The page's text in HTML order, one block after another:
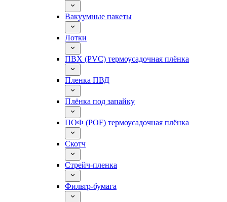
Вакуумные пакеты
Лотки
ПВХ (PVC) термоусадочная плёнка
Пленка ПВД
Плёнка под запайку
ПОФ (POF) термоусадочная плёнка
Скотч
Стрейч-пленка
Фильтр-бумага